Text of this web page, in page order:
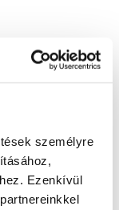
személyre
Ezenkívül